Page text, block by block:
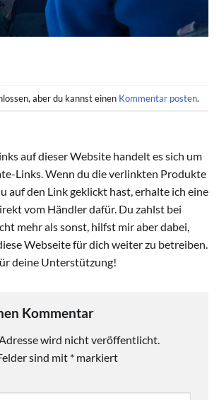
aber du kannst einen Kommentar posten.
auf dieser Website handelt es sich um
Links. Wenn du die verlinkten Produkte
auf den Link geklickt hast, erhalte ich eine
vom Händler dafür. Du zahlst bei
mehr als sonst, hilfst mir aber dabei,
Webseite für dich weiter zu betreiben.
deine Unterstützung!
Kommentar
wird nicht veröffentlicht.
sind mit * markiert